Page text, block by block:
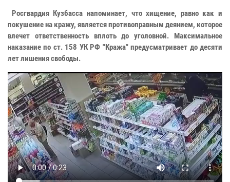
Росгвардия Кузбасса напоминает, что хищение, равно как и
покушение на кражу, является противоправным деянием, которое
влечет ответственность вплоть до уголовной. Максимальное
наказание по ст. 158 УК РФ "Кража" предусматривает до десяти
лет лишения свободы.